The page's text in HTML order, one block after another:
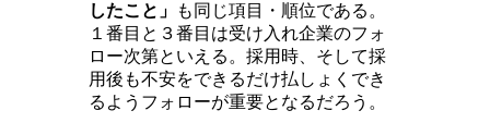
したこと」
も同じ項目・順位である。
１番目と３番目は受け入れ企業のフォ
ロー次第といえる。採用時、そして採
用後も不安をできるだけ払しょくでき
るようフォローが重要となるだろう。